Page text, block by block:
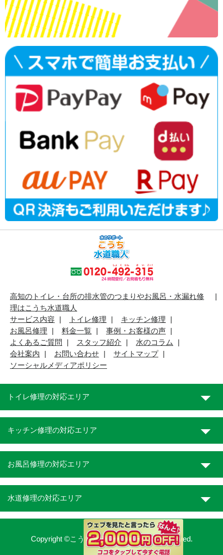
高知のトイレ・台所の排水管のつまりやお風呂・水漏れ修
理はこうち水道職人
サービス内容
トイレ修理
キッチン修理
お風呂修理
料金一覧
事例・お客様の声
よくあるご質問
スタッフ紹介
水のコラム
会社案内
お問い合わせ
サイトマップ
ソーシャルメディアポリシー
トイレ修理の対応エリア
キッチン修理の対応エリア
お風呂修理の対応エリア
水道修理の対応エリア
Copyright ©こうち水道職人. All Rights Reserved.